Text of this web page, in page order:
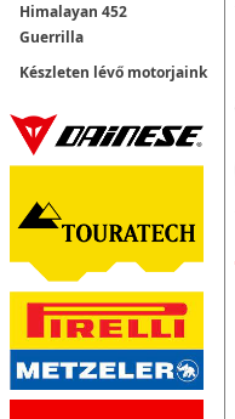
Himalayan 452
Guerrilla
Készleten lévő motorjaink